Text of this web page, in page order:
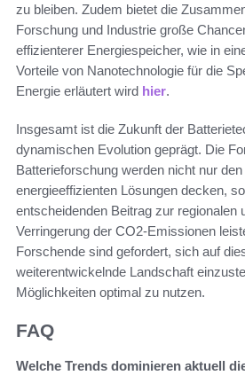
zu bleiben. Zudem bietet die
Forschung und Industrie große
effizienterer Energiespeicher, wie in
Vorteile von Nanotechnologie für die
Energie erläutert wird hier.
Insgesamt ist die Zukunft der
dynamischen Evolution geprägt. Die
Batterieforschung werden nicht nur
energieeffizienten Lösungen decken,
entscheidenden Beitrag zur regionalen
Verringerung der CO2-Emissionen
Forschende sind gefordert, sich auf
weiterentwickelnde Landschaft
Möglichkeiten optimal zu nutzen.
FAQ
Welche Trends dominieren aktuell